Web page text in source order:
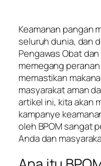
Keamanan pangan
seluruh dunia, dan
Pengawas Obat
memegang
memastikan
masyarakat aman
artikel ini, kita akan
kampanye
oleh BPOM sangat
Anda dan